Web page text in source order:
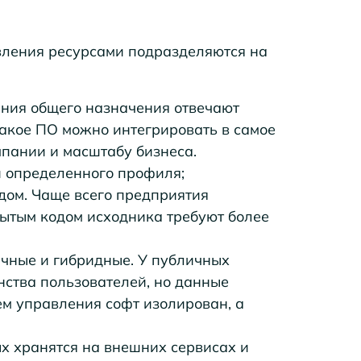
ресурсами подразделяются на
общего назначения отвечают
ПО можно интегрировать в самое
и масштабу бизнеса.
профиля;
Чаще всего предприятия
кодом исходника требуют более
и гибридные. У публичных
пользователей, но данные
управления софт изолирован, а
хранятся на внешних сервисах и